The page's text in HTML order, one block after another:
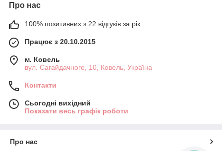
Про нас
100% позитивних з 22 відгуків за рік
Працює з 20.10.2015
м. Ковель
вул. Сагайдачного, 10, Ковель, Україна
Контакти
Сьогодні вихідний
Показати весь графік роботи
Про нас